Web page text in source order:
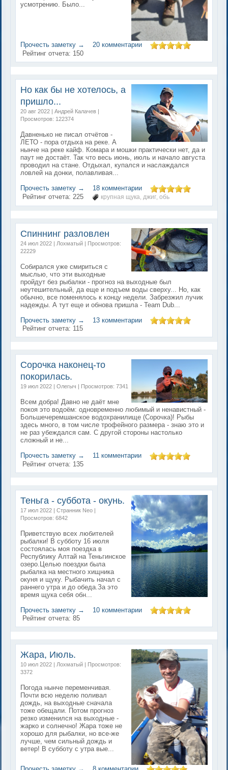
усмотрению. Было...
Прочесть заметку →
20 комментарии
Рейтинг отчета: 150
Но как бы не хотелось, а
пришло...
20 авг 2022 | Андрей Калачев |
Просмотров: 122374
Давненько не писал отчётов -
ЛЕТО - пора отдыха на реке. А
нынче на реке кайф. Комара и мошки практически нет, да и
паут не достаёт. Так что весь июнь, июль и начало августа
проводил на стане. Отдыхал, купался и наслаждался
ловлей на донки, полавливая...
Прочесть заметку →
18 комментарии
Рейтинг отчета: 225 крупная щука джиг ,обь
Спиннинг разловлен
24 июл 2022 | Лохматый | Просмотров:
22229
Собирался уже смириться с
мыслью, что эти выходные
пройдут без рыбалки - прогноз на выходные был
неутешительный, да еще и подъем воды сверху... Но, как
обычно, все поменялось к концу недели. Забрезжил лучик
надежды. А тут еще и обнова пришла - Team Dub...
Прочесть заметку →
13 комментарии
Рейтинг отчета: 115
Сорочка наконец-то
покорилась.
19 июл 2022 | Олегыч | Просмотров: 7341
Всем добра! Давно не даёт мне
покоя это водоём: одновременно любимый и ненавистный -
Большечеремшанское водохранилище (Сорочка)! Рыбы
здесь много, в том числе трофейного размера - знаю это и
не раз убеждался сам. С другой стороны настолько
сложный и не...
Прочесть заметку →
11 комментарии
Рейтинг отчета: 135
Теньга - суббота - окунь.
17 июл 2022 | Странник Neo |
Просмотров: 6842
Приветствую всех любителей
рыбалки! В субботу 16 июля
состоялась моя поездка в
Республику Алтай на Теньгинское
озеро.Целью поездки была
рыбалка на местного хищника
окуня и щуку. Рыбачить начал с
раннего утра и до обеда.За это
время щука себя обн...
Прочесть заметку →
10 комментарии
Рейтинг отчета:85
Жара, Июль.
10 июл 2022 | Лохматый | Просмотров:
3372
Погода нынче переменчивая.
Почти всю неделю поливал
дождь, на выходные сначала
тоже обещали. Потом прогноз
резко изменился на выходные -
жарко и солнечно! Жара тоже не
хорошо для рыбалки, но все-же
лучше, чем сильный дождь и
ветер! В субботу с утра вые...